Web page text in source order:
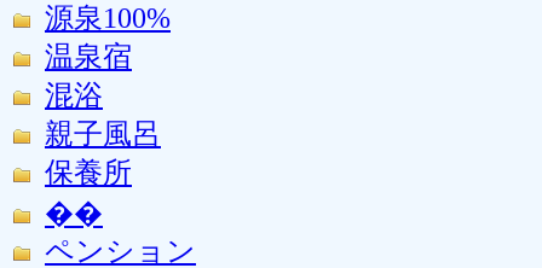
源泉100%
温泉宿
混浴
親子風呂
保養所
��
ペンション